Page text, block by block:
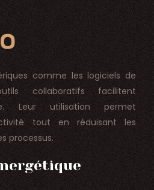
comme les logiciels de
collaboratifs facilitent
Leur utilisation permet
tout en réduisant les
processus.